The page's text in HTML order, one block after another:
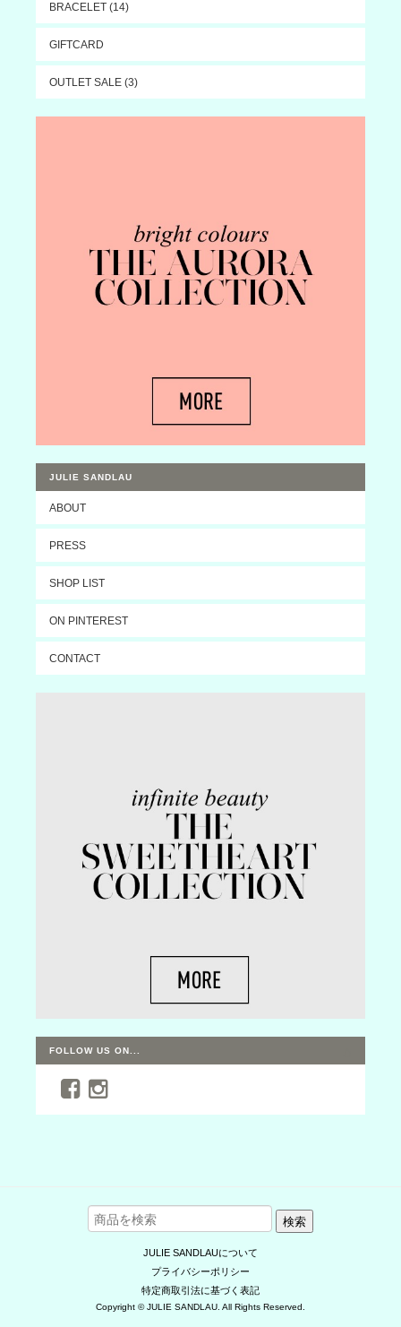
BRACELET (14)
GIFTCARD
OUTLET SALE (3)
JULIE SANDLAU
ABOUT
PRESS
SHOP LIST
ON PINTEREST
CONTACT
FOLLOW US ON...
検索
JULIE SANDLAUについて
プライバシーポリシー
特定商取引法に基づく表記
Copyright © JULIE SANDLAU. All Rights Reserved.